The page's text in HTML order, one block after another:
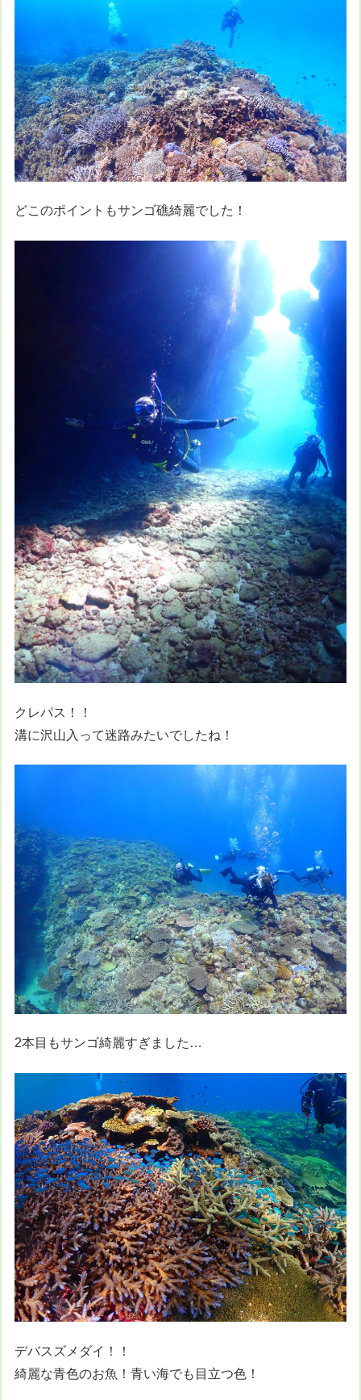
どこのポイントもサンゴ礁綺麗でした！
クレパス！！
溝に沢山入って迷路みたいでしたね！
2本目もサンゴ綺麗すぎました…
デバスズメダイ！！
綺麗な青色のお魚！青い海でも目立つ色！